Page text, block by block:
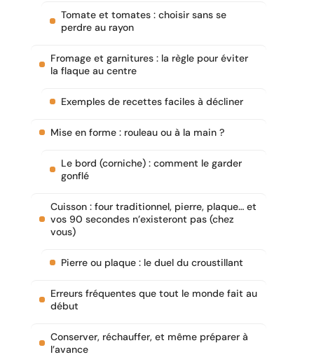
Tomate et tomates : choisir sans se
perdre au rayon
Fromage et garnitures : la règle pour éviter
la flaque au centre
Exemples de recettes faciles à décliner
Mise en forme : rouleau ou à la main ?
Le bord (corniche) : comment le garder
gonflé
Cuisson : four traditionnel, pierre, plaque… et
vos 90 secondes n’existeront pas (chez
vous)
Pierre ou plaque : le duel du croustillant
Erreurs fréquentes que tout le monde fait au
début
Conserver, réchauffer, et même préparer à
l’avance